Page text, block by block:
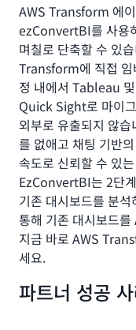
AWS Transform 에
ezConvertBI를 사용
며칠로 단축할 수 있
Transform에 직접 임
정 내에서 Tableau
Quick Sight로 마이
외부로 유출되지 않
를 없애고 채팅 기반
속도로 신뢰할 수 있
EzConvertBI는 2단
기존 대시보드를 분
통해 기존 대시보드
지금 바로 AWS
세요.
파트너 성공